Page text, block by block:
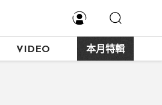
VIDEO 本月特輯